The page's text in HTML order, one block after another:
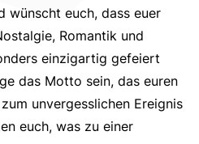
wünscht euch, dass euer
wünscht euch, dass euer
Romantik und
einzigartig gefeiert
das Motto sein, das euren
unvergesslichen Ereignis
euch, was zu einer